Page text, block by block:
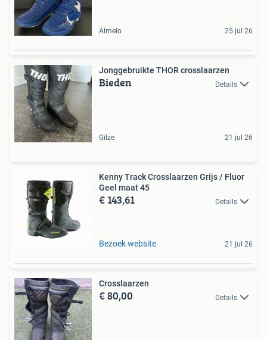
Almelo 25 jul 26
Jonggebruikte THOR crosslaarzen
Bieden Details
Gilze 21 jul 26
Kenny Track Crosslaarzen Grijs / Fluor
Geel maat 45
€ 143,61 Details
Bezoek website 21 jul 26
Crosslaarzen
€ 80,00 Details